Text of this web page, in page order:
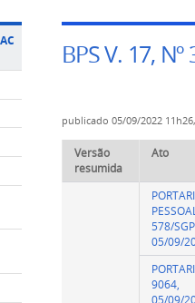
BPS V. 17,
publicado 05/09/2022 11h26,
Versão
resumida
Ato
578/
05/09/
9064,
05/09/